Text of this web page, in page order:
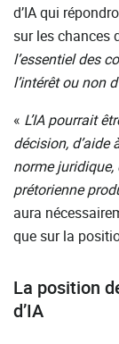
d’IA qui
sur les chances
l’essentiel des
l’intérêt ou non
« L’IA pourrait
décision, d’aide
norme
prétorienne
aura
que sur la
La position
d’IA